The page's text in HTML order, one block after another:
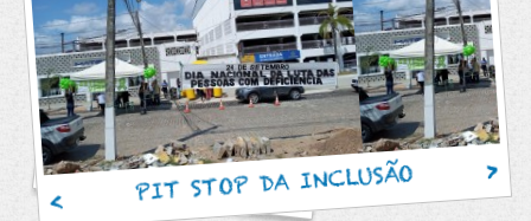
PIT STOP DA INCLUSÃO